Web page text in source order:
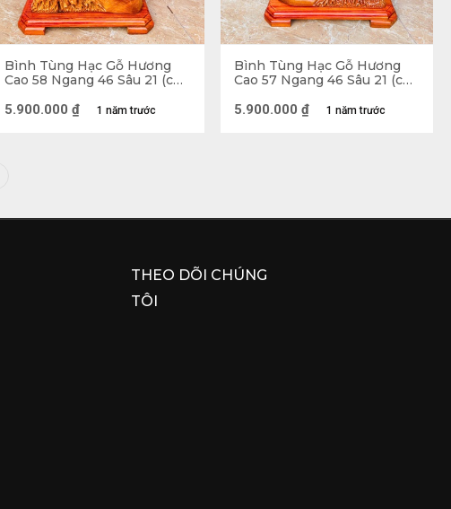
Bình Tùng Hạc Gỗ Hương
Cao 58 Ngang 46 Sâu 21 (cm)
1 năm trước
5.900.000 ₫
Bình Tùng Hạc Gỗ Hương
Cao 57 Ngang 46 Sâu 21 (cm)
1 năm trước
5.900.000 ₫
THEO DÕI CHÚNG
TÔI